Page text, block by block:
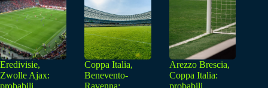
Eredivisie,
Zwolle Ajax:
Coppa Italia,
Benevento-
Arezzo Brescia,
Coppa Italia: